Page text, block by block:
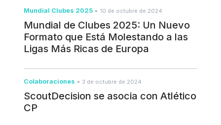
Mundial Clubes 2025 - 10 de octubre de 2024
Mundial de Clubes 2025: Un Nuevo
Formato que Está Molestando a las
Ligas Más Ricas de Europa
Colaboraciones - 3 de octubre de 2024
ScoutDecision se asocia con Atlético
CP